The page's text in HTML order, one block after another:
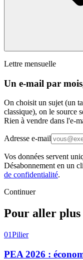
Lettre mensuelle
Un e-mail par
On choisit un sujet (un
classique), on le source
Rien à vendre dans l'e-
Adresse e-mail
Vos données servent
Désabonnement en un
de confidentialité.
Continuer
Pour aller
01Pilier
PEA 2026 :